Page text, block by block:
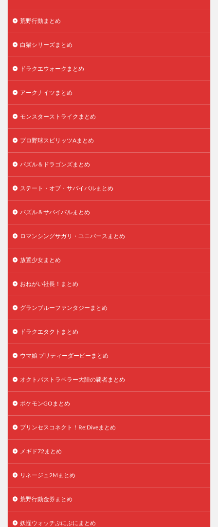
荒野行動まとめ
白猫シリーズまとめ
ドラクエウォークまとめ
アークナイツまとめ
モンスターストライクまとめ
プロ野球スピリッツAまとめ
パズル＆ドラゴンズまとめ
ステート・オブ・サバイバルまとめ
パズル＆サバイバルまとめ
ロマンシングサガリ・ユニバースまとめ
放置少女まとめ
おねがい社長！まとめ
グランブルーファンタジーまとめ
ドラクエタクトまとめ
ウマ娘 プリティーダービーまとめ
オクトパストラベラー大陸の覇者まとめ
ポケモンGOまとめ
プリンセスコネクト！Re:Diveまとめ
メギド72まとめ
リネージュ2Mまとめ
荒野行動金券まとめ
妖怪ウォッチぷにぷにまとめ